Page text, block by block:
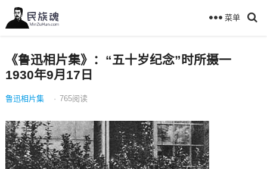
菜单
《鲁迅相片集》：“五十岁纪念”时所摄一
1930年9月17日
鲁迅相片集 · 765阅读